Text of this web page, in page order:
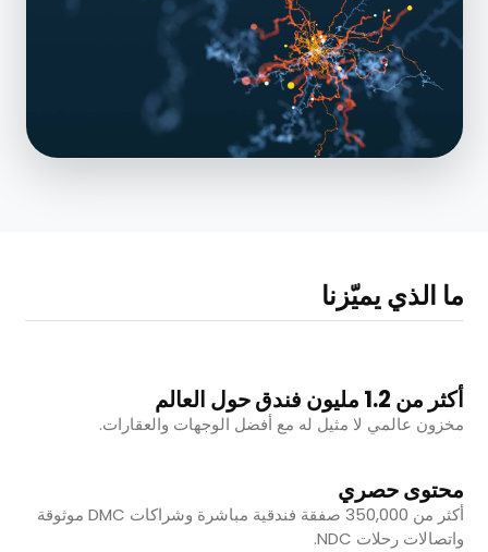
ما الذي يميّزنا
أكثر من 1.2 مليون فندق حول العالم
مخزون عالمي لا مثيل له مع أفضل الوجهات والعقارات.
محتوى حصري
أكثر من 350,000 صفقة فندقية مباشرة وشراكات DMC موثوقة
واتصالات رحلات NDC.